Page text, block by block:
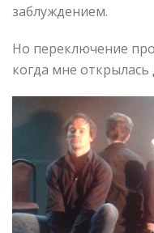
заблуждением.
Но переключение
когда мне открылась